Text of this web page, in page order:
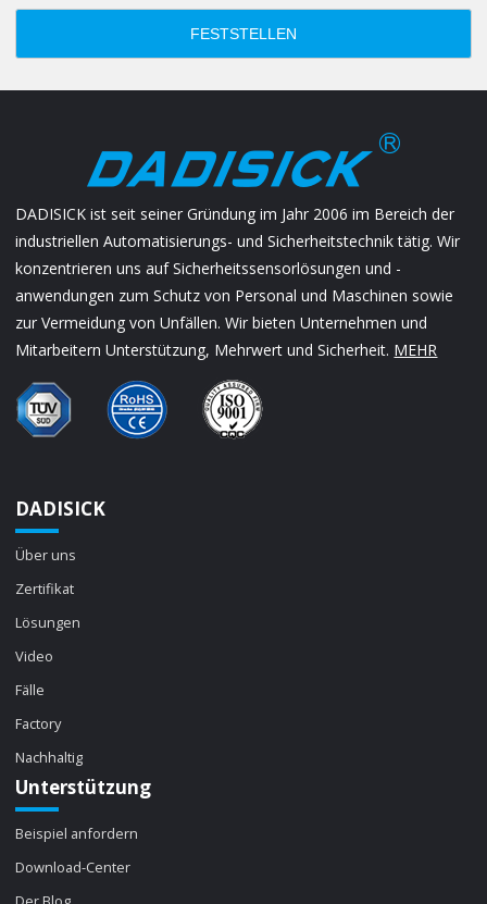
FESTSTELLEN
DADISICK ist seit seiner Gründung im Jahr 2006 im Bereich der
industriellen Automatisierungs- und Sicherheitstechnik tätig. Wir
konzentrieren uns auf Sicherheitssensorlösungen und -
anwendungen zum Schutz von Personal und Maschinen sowie
zur Vermeidung von Unfällen. Wir bieten Unternehmen und
Mitarbeitern Unterstützung, Mehrwert und Sicherheit. MEHR
DADISICK
Über uns
Zertifikat
Lösungen
Video
Fälle
Factory
Nachhaltig
Unterstützung
Beispiel anfordern
Download-Center